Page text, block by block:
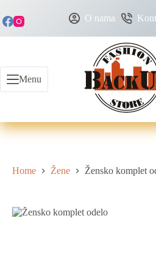
O nama
Menu
Home Žene Žensko komplet